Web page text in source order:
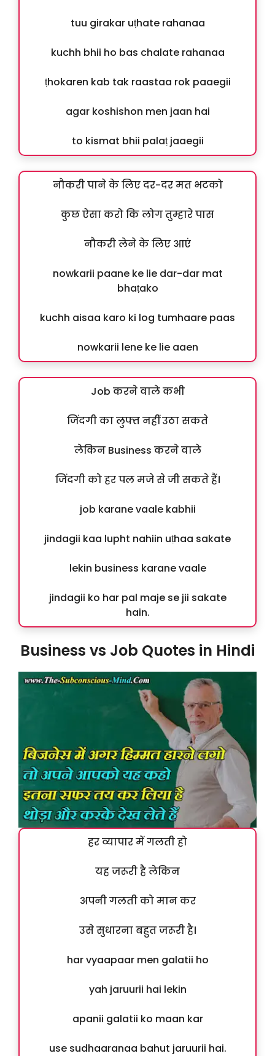
tuu girakar uṭhate rahanaa
kuchh bhii ho bas chalate rahanaa
ṭhokaren kab tak raastaa rok paaegii
agar koshishon men jaan hai
to kismat bhii palaṭ jaaegii
नौकरी पाने के लिए दर-दर मत भटको
कुछ ऐसा करो कि लोग तुम्हारे पास
नौकरी लेने के लिए आएं
nowkarii paane ke lie dar-dar mat
bhaṭako
kuchh aisaa karo ki log tumhaare paas
nowkarii lene ke lie aaen
Job करने वाले कभी
जिंदगी का लुफ्त नहीं उठा सकते
लेकिन Business करने वाले
जिंदगी को हर पल मजे से जी सकते हैं।
job karane vaale kabhii
jindagii kaa lupht nahiin uṭhaa sakate
lekin business karane vaale
jindagii ko har pal maje se jii sakate
hain.
Business vs Job Quotes in Hindi
हर व्यापार में गलती हो
यह जरूरी है लेकिन
अपनी गलती को मान कर
उसे सुधारना बहुत जरूरी है।
har vyaapaar men galatii ho
yah jaruurii hai lekin
apanii galatii ko maan kar
use sudhaaranaa bahut jaruurii hai.